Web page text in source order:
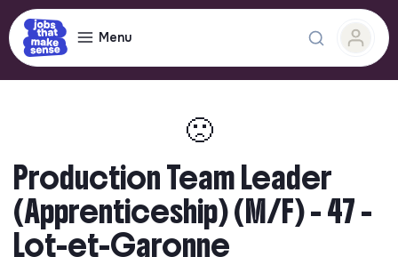
Menu
🙁
Production Team Leader
(Apprenticeship) (M/F) - 47 -
Lot-et-Garonne